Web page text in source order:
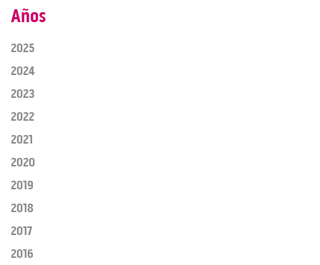
Años
2025
2024
2023
2022
2021
2020
2019
2018
2017
2016